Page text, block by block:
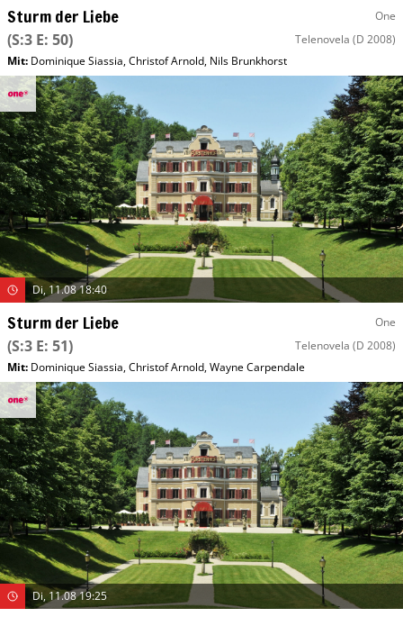
Sturm der Liebe One
(S:3 E: 50) Telenovela (D 2008)
Mit: Dominique Siassia,Christof Arnold, Nils Brunkhorst
Di, 11.08 18:40
Sturm der Liebe One
(S:3 E: 51) Telenovela (D 2008)
Mit: Dominique Siassia,Christof Arnold,Wayne Carpendale
Di, 11.08 19:25